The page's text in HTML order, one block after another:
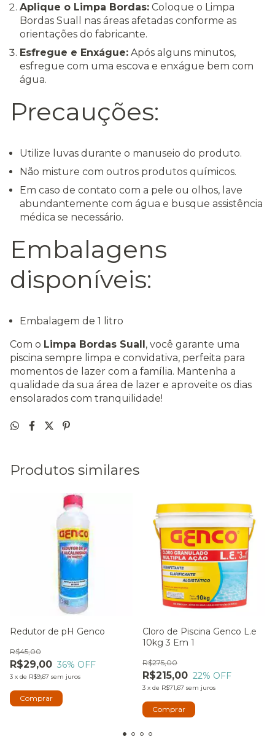
Aplique o Limpa Bordas: Coloque o Limpa
Bordas Suall nas áreas afetadas conforme as
orientações do fabricante.
Esfregue e Enxágue: Após alguns minutos,
esfregue com uma escova e enxágue bem com
água.
Precauções:
Utilize luvas durante o manuseio do produto.
Não misture com outros produtos químicos.
Em caso de contato com a pele ou olhos, lave
abundantemente com água e busque assistência
médica se necessário.
Embalagens
disponíveis:
Embalagem de 1 litro
Com o Limpa Bordas Suall , você garante uma
piscina sempre limpa e convidativa, perfeita para
momentos de lazer com a família. Mantenha a
qualidade da sua área de lazer e aproveite os dias
ensolarados com tranquilidade!
Produtos similares
Redutor de pH Genco
R$29,00
R$45,00
36% OFF
3 x de R$9,67 sem juros
Cloro de Piscina Genco L.e
10kg 3 Em 1
R$215,00
R$275,00
22% OFF
3 x de R$71,67 sem juros